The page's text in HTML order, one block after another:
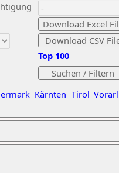
Kärnten Tirol
Top 100